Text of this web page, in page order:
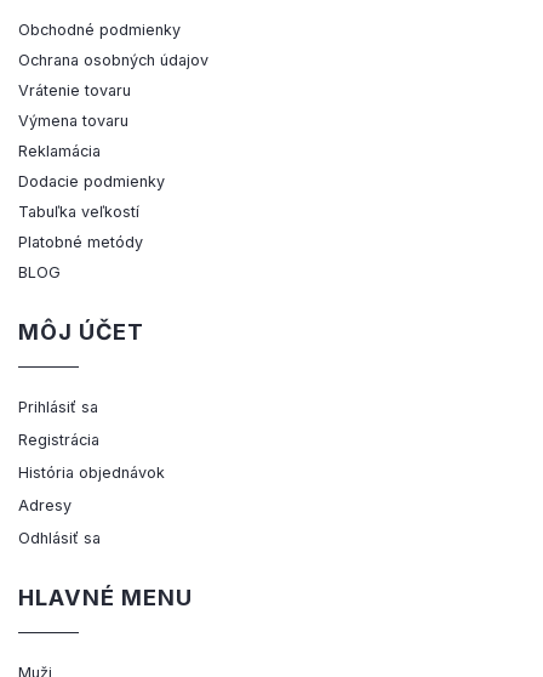
Obchodné podmienky
Ochrana osobných údajov
Vrátenie tovaru
Výmena tovaru
Reklamácia
Dodacie podmienky
Tabuľka veľkostí
Platobné metódy
BLOG
MÔJ ÚČET
Prihlásiť sa
Registrácia
História objednávok
Adresy
Odhlásiť sa
HLAVNÉ MENU
Muži